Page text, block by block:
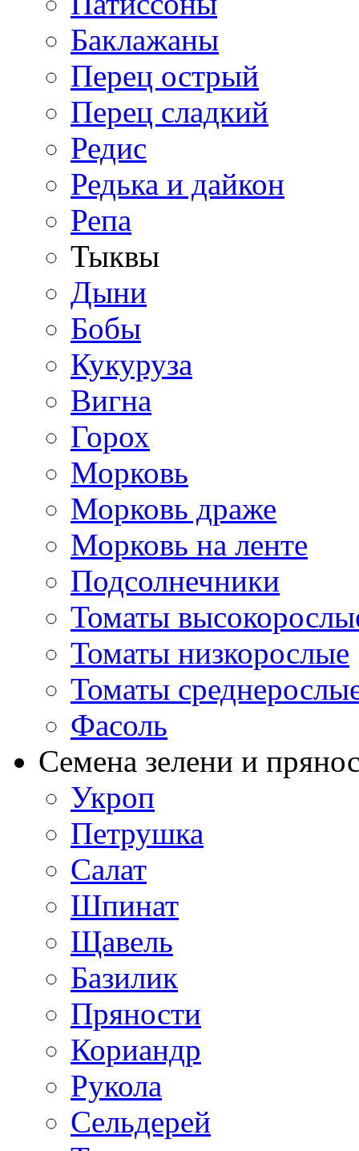
Баклажаны
Перец острый
Перец сладкий
Редис
Редька и дайкон
Репа
Тыквы
Дыни
Бобы
Кукуруза
Вигна
Горох
Морковь
Морковь драже
Морковь на ленте
Подсолнечники
Томаты
Томаты низкорослые
Томаты
Фасоль
Семена зелени и
Укроп
Петрушка
Салат
Шпинат
Щавель
Базилик
Пряности
Кориандр
Рукола
Сельдерей